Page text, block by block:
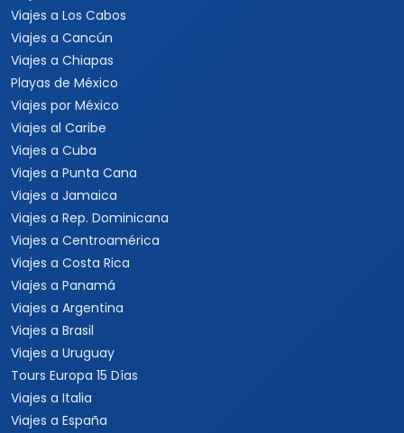
Viajes a Los Cabos
Viajes a Cancún
Viajes a Chiapas
Playas de México
Viajes por México
Viajes al Caribe
Viajes a Cuba
Viajes a Punta Cana
Viajes a Jamaica
Viajes a Rep. Dominicana
Viajes a Centroamérica
Viajes a Costa Rica
Viajes a Panamá
Viajes a Argentina
Viajes a Brasil
Viajes a Uruguay
Tours Europa 15 Días
Viajes a Italia
Viajes a España